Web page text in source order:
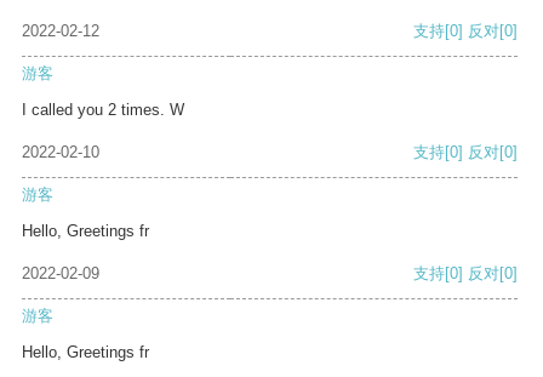
2022-02-12 支持[0] 反对[0]
游客
I called you 2 times. W
2022-02-10 支持[0] 反对[0]
游客
Hello, Greetings fr
2022-02-09 支持[0] 反对[0]
游客
Hello, Greetings fr